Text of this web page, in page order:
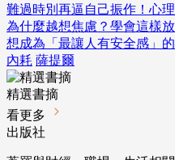
難過時別再逼自己振作！心
為什麼越想焦慮？學會這樣
想成為「最讓人有安全感」
內耗 薩提爾
精選書摘
看更多
出版社